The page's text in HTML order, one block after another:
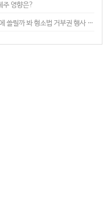
주 영향은?
∙︎ 진중권 "李, 강성 지지층 표 정청래에 쏠릴까 봐 형소법 거부권 행사 안 해"